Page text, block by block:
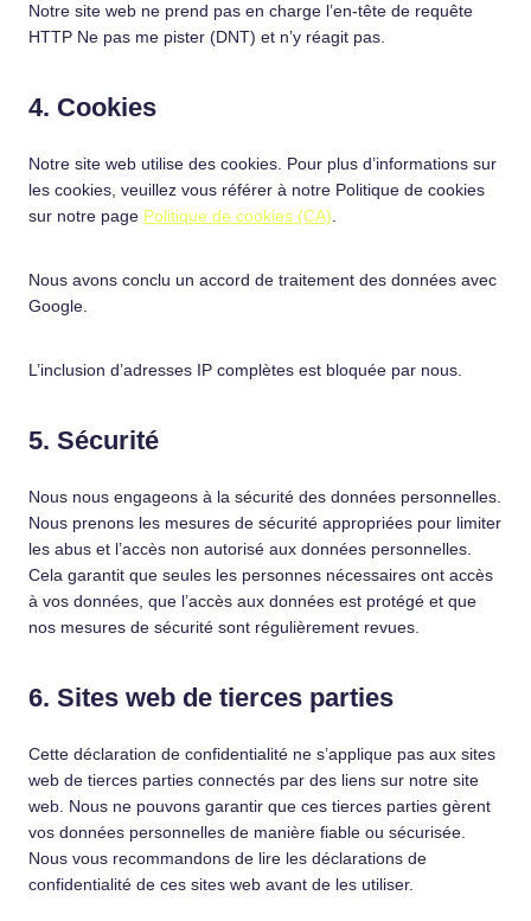
Notre site web ne prend pas en charge l’en-tête de requête
HTTP Ne pas me pister (DNT) et n’y réagit pas.
4. Cookies
Notre site web utilise des cookies. Pour plus d’informations sur
les cookies, veuillez vous référer à notre Politique de cookies
sur notre page Politique de cookies (CA)
Nous avons conclu un accord de traitement des données avec
Google.
L’inclusion d’adresses IP complètes est bloquée par nous.
5. Sécurité
Nous nous engageons à la sécurité des données personnelles.
Nous prenons les mesures de sécurité appropriées pour limiter
les abus et l’accès non autorisé aux données personnelles.
Cela garantit que seules les personnes nécessaires ont accès
à vos données, que l’accès aux données est protégé et que
nos mesures de sécurité sont régulièrement revues.
6. Sites web de tierces parties
Cette déclaration de confidentialité ne s’applique pas aux sites
web de tierces parties connectés par des liens sur notre site
web. Nous ne pouvons garantir que ces tierces parties gèrent
vos données personnelles de manière fiable ou sécurisée.
Nous vous recommandons de lire les déclarations de
confidentialité de ces sites web avant de les utiliser.